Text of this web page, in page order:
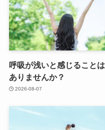
呼吸が浅いと感じることは
ありませんか？
2026-08-07